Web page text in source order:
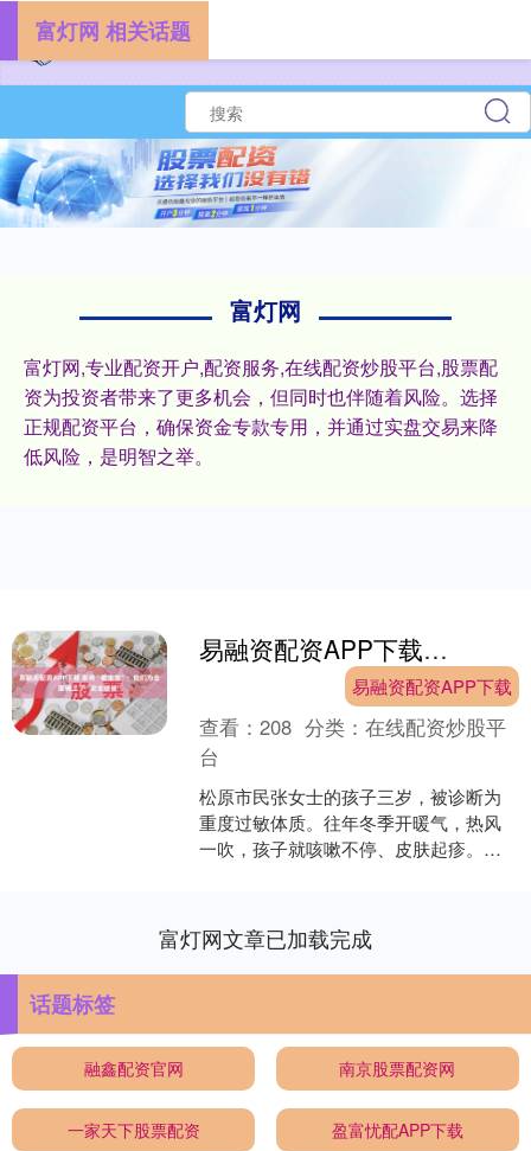
富灯网
富灯网,专业配资开户,配资服务,在线配资炒股平台,股票配
资为投资者带来了更多机会，但同时也伴随着风险。选择
正规配资平台，确保资金专款专用，并通过实盘交易来降
低风险，是明智之举。
富灯网 相关话题
易融资配资APP下载 家有“敏宝宝”：他们为全屋铺上了“安全暖被”
易融资配资APP下载
查看：208 分类：在线配资炒股平
台
松原市民张女士的孩子三岁，被诊断为
重度过敏体质。往年冬季开暖气，热风
一吹，孩子就咳嗽不停、皮肤起疹。医
富灯网文章已加载完成
话题标签
融鑫配资官网 南京股票配资网
一家天下股票配资 盈富忧配APP下载